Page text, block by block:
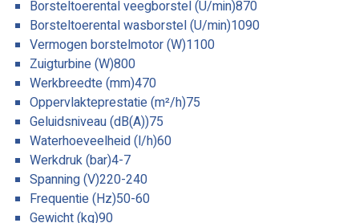
Borsteltoerental veegborstel (U/min)870
Borsteltoerental wasborstel (U/min)1090
Vermogen borstelmotor (W)1100
Zuigturbine (W)800
Werkbreedte (mm)470
Oppervlakteprestatie (m²/h)75
Geluidsniveau (dB(A))75
Waterhoeveelheid (l/h)60
Werkdruk (bar)4-7
Spanning (V)220-240
Frequentie (Hz)50-60
Gewicht (kg)90